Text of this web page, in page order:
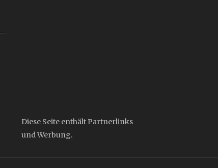
Diese Seite enthält Partnerlinks
und Werbung.